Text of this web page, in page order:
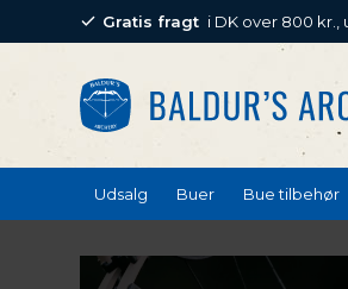
Gratis fragt i DK over 800
Udsalg Buer Bue tilbehør